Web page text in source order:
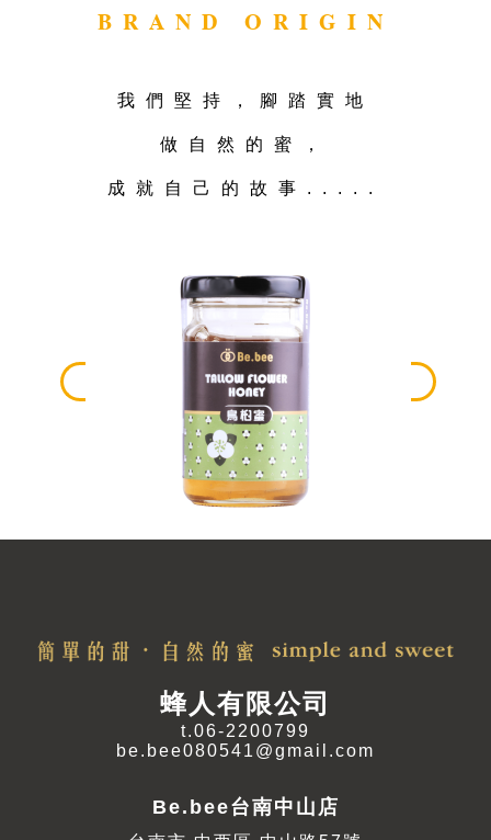
BRAND ORIGIN
我們堅持，腳踏實地
做自然的蜜，
成就自己的故事.....
蜂人有限公司
t.06-2200799
be.bee080541@gmail.com
Be.bee台南中山店